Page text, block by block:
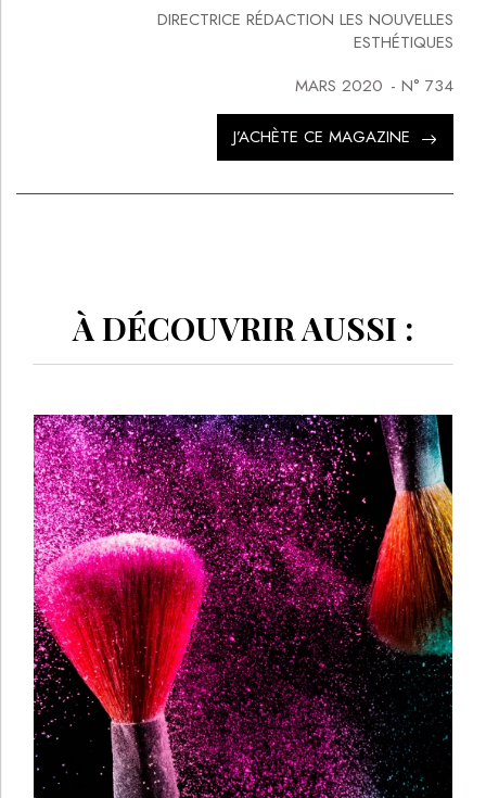
DIRECTRICE RÉDACTION LES NOUVELLES
ESTHÉTIQUES
MARS 2020 - N° 734
J’ACHÈTE CE MAGAZINE
À DÉCOUVRIR AUSSI :